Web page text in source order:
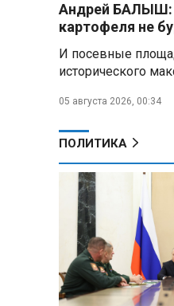
Андрей БАЛЫШ:
картофеля не
И посевные
исторического
05 августа 2026, 00:34
ПОЛИТИКА